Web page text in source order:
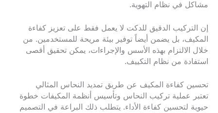
مشاكل في نظام التهوية.
إن التركيب الدقيق للدكت لا يعمل فقط على تعزيز كفاءة
المكيف، بل يضمن أيضاً توفير بيئة مريحة للمستخدمين. من
خلال الالتزام بهذه الأسس والإجراءات، يمكن تحقيق أقصى
استفادة من نظام التكييف.
تحسين كفاءة المكيف عن طريق تمديد النحاس المثالي
تعتبر عملية تركيب النحاس وتأسيس أنظمة المكيفات خطوة
حيوية لتحسين كفاءة الأداء. يتطلب ذلك البراعة في التصميم